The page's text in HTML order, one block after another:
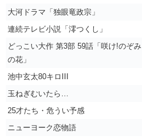
大河ドラマ「独眼竜政宗」
連続テレビ小説「澪つくし」
どっこい大作 第3部 59話「咲け!のぞみ
の花」
池中玄太80キロIII
玉ねぎむいたら…
25才たち・危うい予感
ニューヨーク恋物語